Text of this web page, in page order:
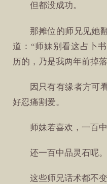
但都没成功。
那摊位的师兄见她
道：“师妹别看这占卜
历的，乃是我两年前掉
因只有有缘者方可
好忍痛割爱。
师妹若喜欢，一百
还一百中品灵石呢。
这些师兄话术都不变